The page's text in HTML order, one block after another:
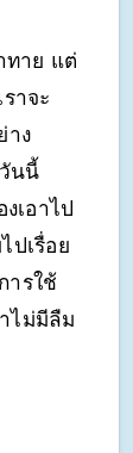
ทาย แต่
าจะ
าง
นนี้
เอาไป
ปเรื่อย
ารใช้
ไม่มีลืม